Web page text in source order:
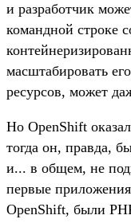
и разработчик
командной строке
масштабировать
ресурсов, может
Но OpenShift
тогда он, правда,
и... в общем, не
первые
OpenShift, были